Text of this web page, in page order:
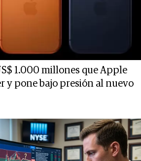
1.000 millones que Apple
y pone bajo presión al nuevo